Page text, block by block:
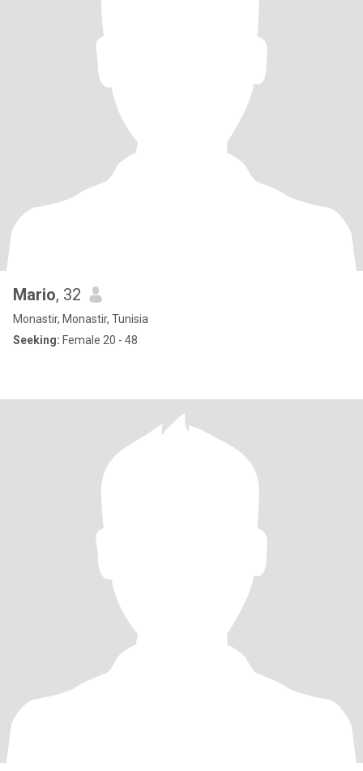
Mario, 32
Monastir, Monastir, Tunisia
Seeking: Female 20 - 48